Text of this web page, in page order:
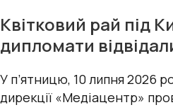
Квітковий рай під
дипломати
У п’ятницю, 10 липня 2026
дирекції «Медіацентр»